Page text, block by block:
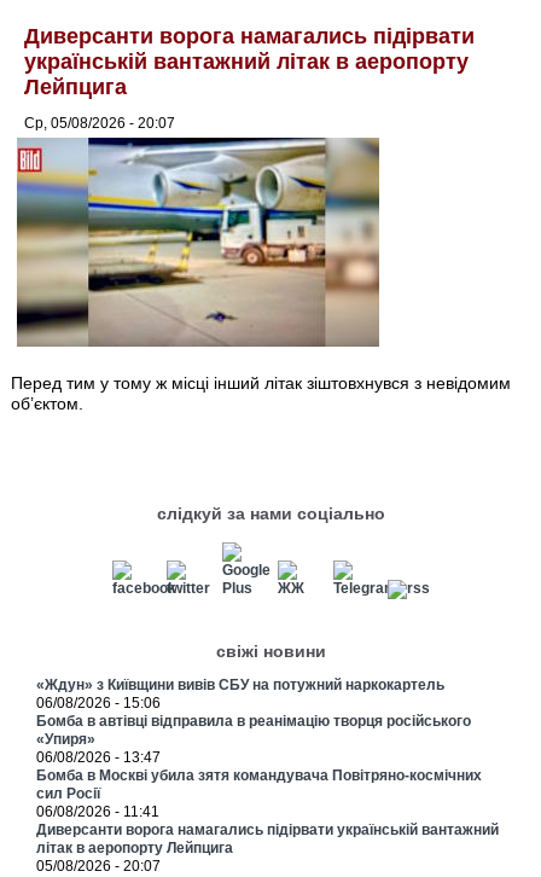
Диверсанти ворога намагались підірвати
українській вантажний літак в аеропорту
Лейпцига
Ср, 05/08/2026 - 20:07
Перед тим у тому ж місці інший літак зіштовхнувся з невідомим
об’єктом.
слідкуй за нами соціально
свіжі новини
«Ждун» з Київщини вивів СБУ на потужний наркокартель
06/08/2026 - 15:06
Бомба в автівці відправила в реанімацію творця російського
«Упиря»
06/08/2026 - 13:47
Бомба в Москві убила зятя командувача Повітряно-космічних
сил Росії
06/08/2026 - 11:41
Диверсанти ворога намагались підірвати українській вантажний
літак в аеропорту Лейпцига
05/08/2026 - 20:07